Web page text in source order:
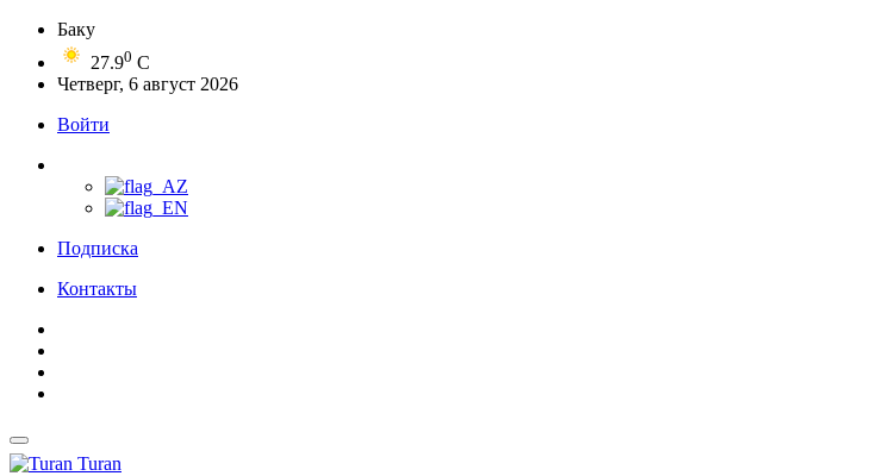
Баку
27.90 C
Четверг, 6 август 2026
Войти
Подписка
Контакты
Turan